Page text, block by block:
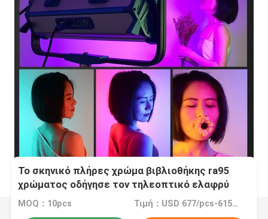
Το σκηνικό πλήρες χρώμα βιβλιοθήκης ra95
χρώματος οδήγησε τον τηλεοπτικό ελαφρύ
DMX έλεγχο επίδειξης με 12 ανάβοντας
αποτελέσματα
MOQ：10pcs Τιμή：USD 677/pcs-615.4/pcs(10-100pcs)